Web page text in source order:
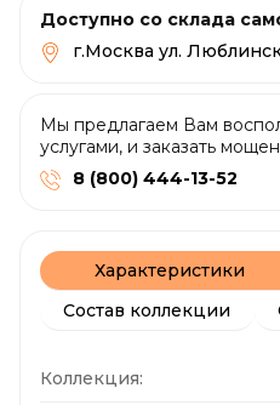
Доступно со склада
г.Москва ул.
Мы предлагаем Вам
услугами, и заказать
8 (800) 444-13-52
Характеристики
Состав коллекции
Коллекция: